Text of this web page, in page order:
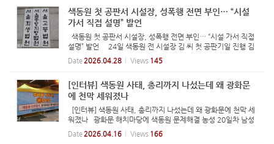
색동원 첫 공판서 시설장, 성폭행 전면 부인… “시설
가서 직접 설명” 발언
색동원 첫 공판서 시설장, 성폭행 전면 부인… “시설 가서 직접
설명” 발언 24일 색동원 전 시설장 김 씨 첫 공판기일 진행 김
씨 “피해자들이 진술한 범행, 물리적으로 발생 불가능해” “진술
조력인이 특정 답 유도했다”며 진술 신빙성 부정하기도 재판
Date2026.04.28 Views 145
[인터뷰] 색동원 사태, 총리까지 나섰는데 왜 광화문
에 천막 세워졌나
[인터뷰] 색동원 사태, 총리까지 나섰는데 왜 광화문에 천막 세
워졌나 광화문 해치마당에 색동원 문제해결 농성 20일차 남성
거주인들 경찰 조사 받는 종사자들과 아직도 색동원에 반복되는
시설 학대, 정부는 탈시설과 자립지원 미온적 해답은 ‘탈시
Date2026.04.16 Views 166